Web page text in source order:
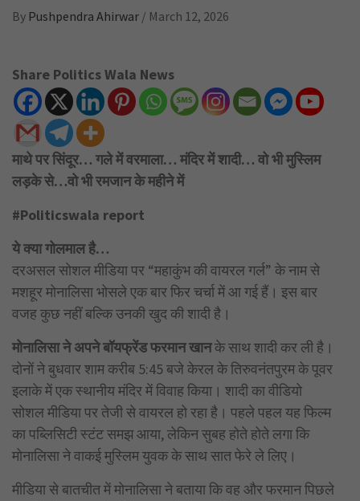
By Pushpendra Ahirwar / March 12, 2026
Share Politics Wala News
माथे पर सिंदूर… गले में वरमाला… मंदिर में शादी… वो भी मुस्लिम
लड़के से…वो भी रमजान के महीने में
#Politicswala report
ये क्या गोलमाल है…
दरअसल सोशल मीडिया पर “महाकुंभ की वायरल गर्ल” के नाम से
मशहूर मोनालिसा भोसले एक बार फिर चर्चा में आ गई हैं। इस बार
वजह कुछ नहीं बल्कि उनकी खुद की शादी है।
मोनालिसा ने अपने बॉयफ्रेंड फरमान खानके साथ शादी कर ली है।
दोनों ने बुधवार शाम करीब 5:45 बजे केरल के तिरुवनंतपुरम के पूवर
इलाके में एक स्थानीय मंदिर में विवाह किया। शादी का वीडियो
सोशल मीडिया पर तेजी से वायरल हो रहा है। पहले पहल यह फिल्म
का पब्लिसिटी स्टंट समझ आया, लेकिन सुबह होते होते लगा कि
मोनालिसा ने वाकई मुस्लिम युवक के साथ सात फेरे ले लिए।
मीडिया से बातचीत में मोनालिसा ने बताया कि वह और फरमान पिछले